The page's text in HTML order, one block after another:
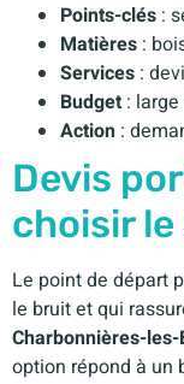
Points-clés :
Matières :
Services :
Budget :
Action :
Devis
choisir
Le point de départ
le bruit et qui
Charbonnières-
option répond à un